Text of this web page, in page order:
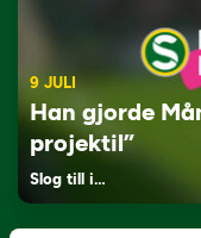
9 JULI
Han gjorde
projektil”
Slog till i…